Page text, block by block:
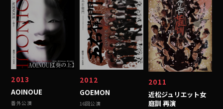
2013
AOINOUE
番外公演
2012
GOEMON
16回公演
2011
近松ジュリエット女
庭訓 再演